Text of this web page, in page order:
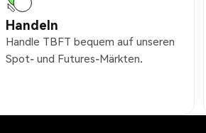
Handeln
Handle TBFT bequem auf unseren
Spot- und Futures-Märkten.